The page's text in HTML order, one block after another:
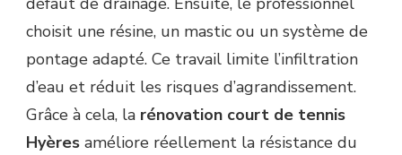
choisit une résine, un mastic ou un système de
pontage adapté. Ce travail limite l’infiltration
d’eau et réduit les risques d’agrandissement.
Grâce à cela, la rénovation court de tennis
Hyères améliore réellement la résistance du